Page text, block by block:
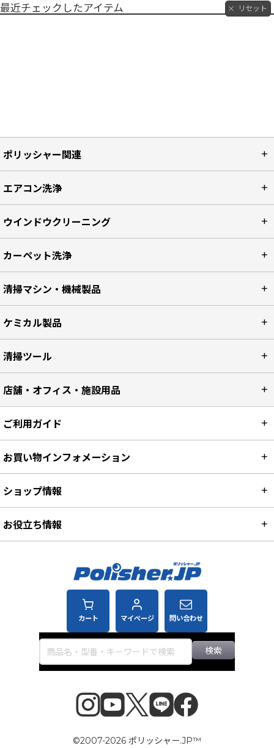
最近チェックしたアイテム リセット
ポリッシャー関連
エアコン洗浄
ウインドウクリーニング
カーペット洗浄
清掃マシン・機械製品
ケミカル製品
清掃ツール
店舗・オフィス・施設用品
カート マイページ 問い合わせ
検索
ご利用ガイド
お買い物インフォメーション
ショップ情報
お役立ち情報
©2007-2026 ポリッシャー.JP™